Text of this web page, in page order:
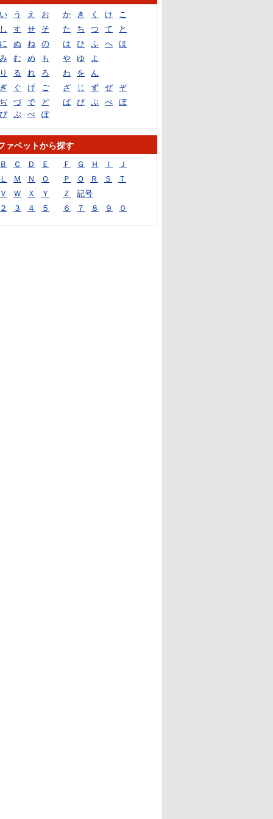
い う え お か き く け
こ
し す せ そ た ち つ て
と
に ぬ ね の は ひ ふ へ
ほ
み む め も や ゆ
よ
り る れ ろ わ を
ん
ぎ ぐ げ ご ざ じ ず ぜ
ぞ
ぢ づ で ど ば び ぶ べ
ぼ
ぴ ぷ ぺ ぽ
ァベットから探す
Ｂ Ｃ Ｄ Ｅ Ｆ Ｇ Ｈ Ｉ
Ｊ
Ｌ Ｍ Ｎ Ｏ Ｐ Ｑ Ｒ Ｓ
Ｔ
Ｖ Ｗ Ｘ Ｙ Ｚ
記号
２ ３ ４ ５ ６ ７ ８ ９ ０